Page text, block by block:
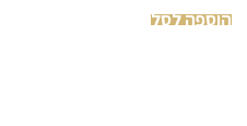
הוספה לסל